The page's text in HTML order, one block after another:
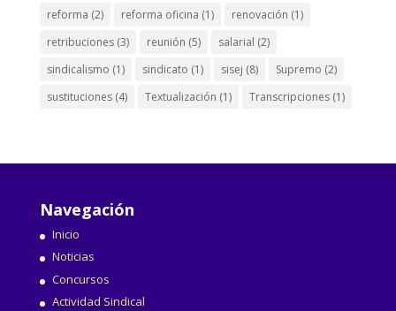
reforma (2) reforma oficina (1) renovación (1)
retribuciones(3) reunión (5) salarial (2)
sindicalismo (1) sindicato (1) sisej (8) Supremo (2)
sustituciones(4) Textualización (1) Transcripciones(1)
Navegación
Inicio
Noticias
Concursos
Actividad Sindical